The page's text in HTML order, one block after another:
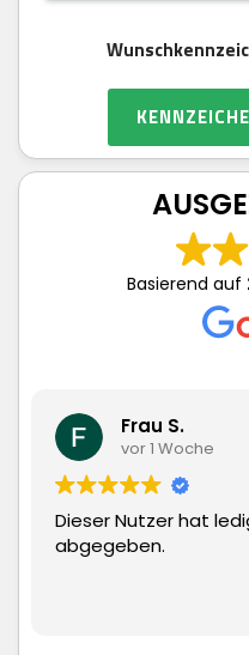
Basierend auf
Bewertung